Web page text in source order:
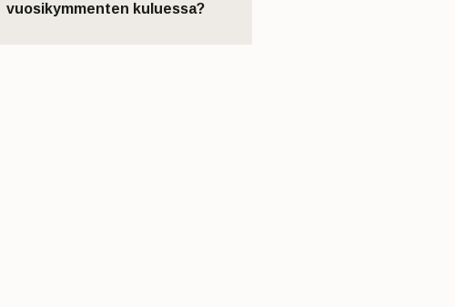
vuosikymmenten kuluessa?